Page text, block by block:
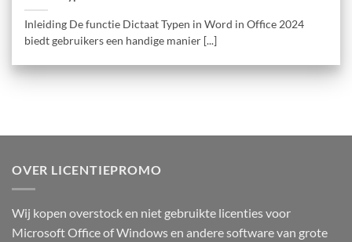
Inleiding De functie Dictaat Typen in Word in Office 2024
biedt gebruikers een handige manier [...]
OVER LICENTIEPROMO
Wij kopen overstock en niet gebruikte licenties voor
Microsoft Office of Windows en andere software van grote